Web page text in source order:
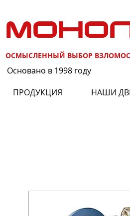
ОСМЫСЛЕННЫЙ ВЫБОР
Основано в 1998 году
ПРОДУКЦИЯ НАШИ